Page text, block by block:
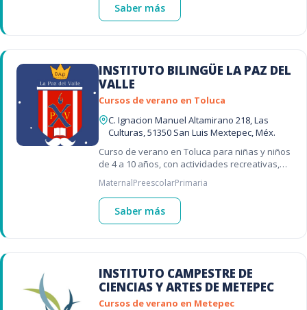
Saber más
INSTITUTO BILINGÜE LA PAZ DEL
VALLE
Cursos de verano en Toluca
C. Ignacion Manuel Altamirano 218, Las
Culturas, 51350 San Luis Mextepec, Méx.
Curso de verano en Toluca para niñas y niños
de 4 a 10 años, con actividades recreativas,
MaternalPreescolarPrimaria
Saber más
INSTITUTO CAMPESTRE DE
CIENCIAS Y ARTES DE METEPEC
Cursos de verano en Metepec